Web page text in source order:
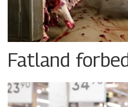
Fatland